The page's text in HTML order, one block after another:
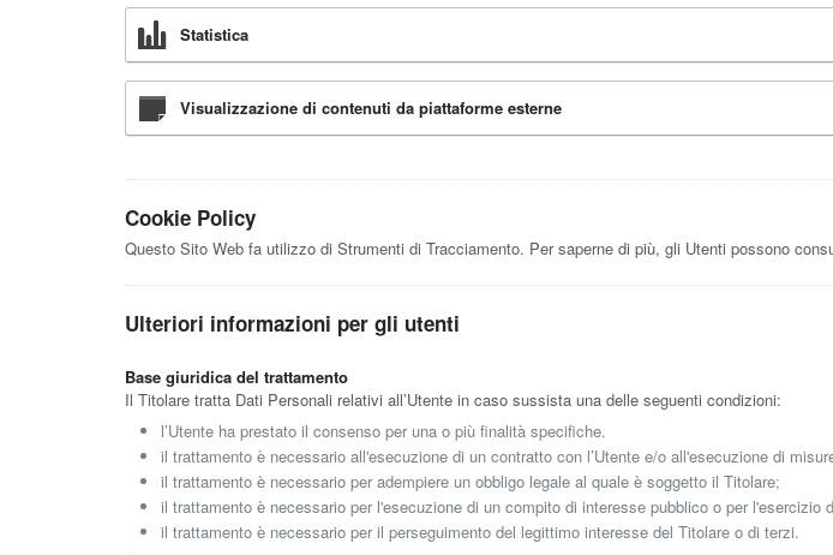
Statistica
Visualizzazione di contenuti da piattaforme esterne
Cookie Policy
Questo Sito Web fa utilizzo di Strumenti di Tracciamento. Per saperne di più, gli Utenti possono
Ulteriori informazioni per gli utenti
Base giuridica del trattamento
Il Titolare tratta Dati Personali relativi all’Utente in caso sussista una delle seguenti condizioni:
l’Utente ha prestato il consenso per una o più finalità specifiche.
il trattamento è necessario all'esecuzione di un contratto con l’Utente e/o all'esecuzione di
il trattamento è necessario per adempiere un obbligo legale al quale è soggetto il Titolare;
il trattamento è necessario per l'esecuzione di un compito di interesse pubblico o per
il trattamento è necessario per il perseguimento del legittimo interesse del Titolare o di terzi.